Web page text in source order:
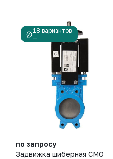
18 вариантов
—
по запросу
Задвижка шиберная СМО A-